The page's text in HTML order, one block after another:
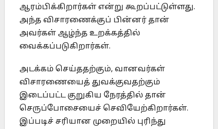
ஆரம்பிக்கிறார்கள் என்று கூறப்பட்டுள்ளது.
அந்த விசாரணைக்குப் பின்னர் தான்
அவர்கள் ஆழ்ந்த உறக்கத்தில்
வைக்கப்படுகிறார்கள்.
அடக்கம் செய்ததற்கும், வானவர்கள்
விசாரணையைத் துவக்குவதற்கும்
இடைப்பட்ட குறுகிய நேரத்தில் தான்
செருப்போசையைச் செவியேற்கிறார்கள்.
இப்படிச் சரியான முறையில் புரிந்து